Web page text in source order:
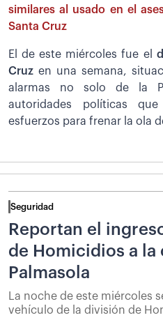
similares al usado en el
Santa Cruz
El de este miércoles fue el
Cruz en una semana,
alarmas no solo de la
autoridades políticas
esfuerzos para frenar la ola
Seguridad
Reportan el
de Homicidios a la
Palmasola
La noche de este miércoles
vehículo de la división de